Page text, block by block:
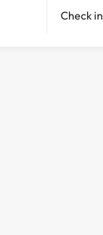
Check in